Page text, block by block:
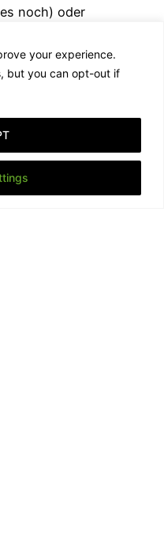
your experience.
but you can opt-out if
noch) oder
der Beiden auf.